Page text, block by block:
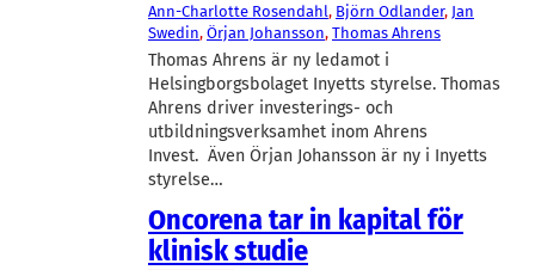
Ann-Charlotte Rosendahl, Björn Odlander, Jan
Swedin, Örjan Johansson, Thomas Ahrens
Thomas Ahrens är ny ledamot i
Helsingborgsbolaget Inyetts styrelse. Thomas
Ahrens driver investerings- och
utbildningsverksamhet inom Ahrens
Invest. Även Örjan Johansson är ny i Inyetts
styrelse…
Oncorena tar in kapital för
klinisk studie